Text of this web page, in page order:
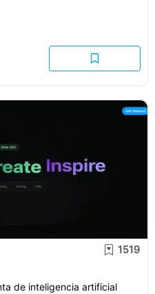
1519
de inteligencia artificial